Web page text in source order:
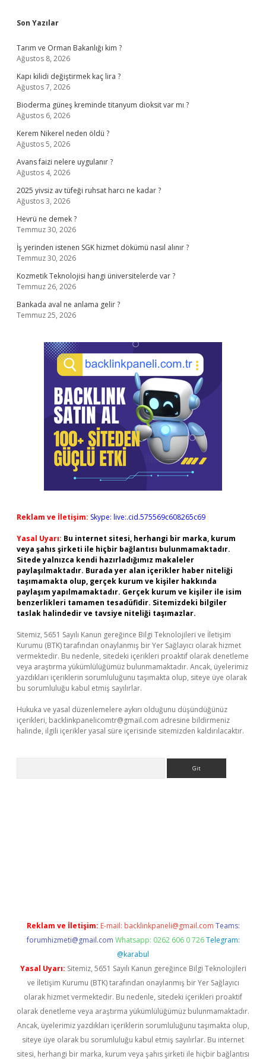
Sidebar
Son Yazılar
Tarım ve Orman Bakanlığı kim ?
Ağustos 8, 2026
Kapı kilidi değiştirmek kaç lira ?
Ağustos 7, 2026
Bioderma güneş kreminde titanyum dioksit var mı ?
Ağustos 6, 2026
Kerem Nikerel neden öldü ?
Ağustos 5, 2026
Avans faizi nelere uygulanır ?
Ağustos 4, 2026
2025 yivsiz av tüfeği ruhsat harcı ne kadar ?
Ağustos 3, 2026
Hevrü ne demek ?
Temmuz 30, 2026
İş yerinden istenen SGK hizmet dökümü nasıl alınır ?
Temmuz 30, 2026
Kozmetik Teknolojisi hangi üniversitelerde var ?
Temmuz 26, 2026
Bankada aval ne anlama gelir ?
Temmuz 25, 2026
Reklam ve İletişim: Skype: live:.cid.575569c608265c69
Yasal Uyarı: Bu internet sitesi, herhangi bir marka, kurum
veya şahıs şirketi ile hiçbir bağlantısı bulunmamaktadır.
Sitede yalnızca kendi hazırladığımız makaleler
paylaşılmaktadır. Burada yer alan içerikler haber niteliği
taşımamakta olup, gerçek kurum ve kişiler hakkında
paylaşım yapılmamaktadır. Gerçek kurum ve kişiler ile isim
benzerlikleri tamamen tesadüfidir. Sitemizdeki bilgiler
taslak halindedir ve tavsiye niteliği taşımazlar.
Sitemiz, 5651 Sayılı Kanun gereğince Bilgi Teknolojileri ve İletişim
Kurumu (BTK) tarafından onaylanmış bir Yer Sağlayıcı olarak hizmet
vermektedir. Bu nedenle, sitedeki içerikleri proaktif olarak denetleme
veya araştırma yükümlülüğümüz bulunmamaktadır. Ancak, üyelerimiz
yazdıkları içeriklerin sorumluluğunu taşımakta olup, siteye üye olarak
bu sorumluluğu kabul etmiş sayılırlar.
Hukuka ve yasal düzenlemelere aykırı olduğunu düşündüğünüz
içerikleri, backlinkpanelicomtr@gmail.com adresine bildirmeniz
halinde, ilgili içerikler yasal süre içerisinde sitemizden kaldırılacaktır.
Reklam ve İletişim: E-mail: backlinkpaneli@gmail.com Teams:
forumhizmeti@gmail.com Whatsapp: 0262 606 0 726 Telegram:
@karabul
Yasal Uyarı: Sitemiz, 5651 Sayılı Kanun gereğince Bilgi Teknolojileri
ve İletişim Kurumu (BTK) tarafından onaylanmış bir Yer Sağlayıcı
olarak hizmet vermektedir. Bu nedenle, sitedeki içerikleri proaktif
olarak denetleme veya araştırma yükümlülüğümüz bulunmamaktadır.
Ancak, üyelerimiz yazdıkları içeriklerin sorumluluğunu taşımakta olup,
siteye üye olarak bu sorumluluğu kabul etmiş sayılırlar. Bu internet
sitesi, herhangi bir marka, kurum veya şahıs şirketi ile hiçbir bağlantısı